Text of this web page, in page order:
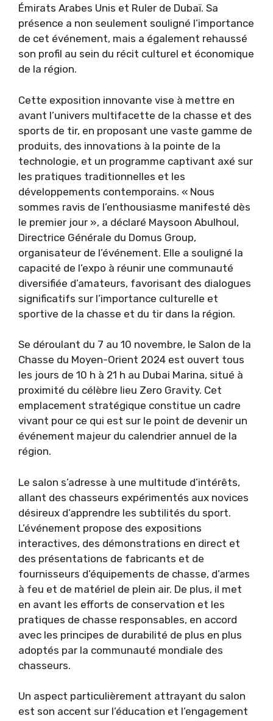
Émirats Arabes Unis et Ruler de Dubaï. Sa
présence a non seulement souligné l’importance
de cet événement, mais a également rehaussé
son profil au sein du récit culturel et économique
de la région.
Cette exposition innovante vise à mettre en
avant l’univers multifacette de la chasse et des
sports de tir, en proposant une vaste gamme de
produits, des innovations à la pointe de la
technologie, et un programme captivant axé sur
les pratiques traditionnelles et les
développements contemporains. « Nous
sommes ravis de l’enthousiasme manifesté dès
le premier jour », a déclaré Maysoon Abulhoul,
Directrice Générale du Domus Group,
organisateur de l’événement. Elle a souligné la
capacité de l’expo à réunir une communauté
diversifiée d’amateurs, favorisant des dialogues
significatifs sur l’importance culturelle et
sportive de la chasse et du tir dans la région.
Se déroulant du 7 au 10 novembre, le Salon de la
Chasse du Moyen-Orient 2024 est ouvert tous
les jours de 10 h à 21 h au Dubai Marina, situé à
proximité du célèbre lieu Zero Gravity. Cet
emplacement stratégique constitue un cadre
vivant pour ce qui est sur le point de devenir un
événement majeur du calendrier annuel de la
région.
Le salon s’adresse à une multitude d’intérêts,
allant des chasseurs expérimentés aux novices
désireux d’apprendre les subtilités du sport.
L’événement propose des expositions
interactives, des démonstrations en direct et
des présentations de fabricants et de
fournisseurs d’équipements de chasse, d’armes
à feu et de matériel de plein air. De plus, il met
en avant les efforts de conservation et les
pratiques de chasse responsables, en accord
avec les principes de durabilité de plus en plus
adoptés par la communauté mondiale des
chasseurs.
Un aspect particulièrement attrayant du salon
est son accent sur l’éducation et l’engagement